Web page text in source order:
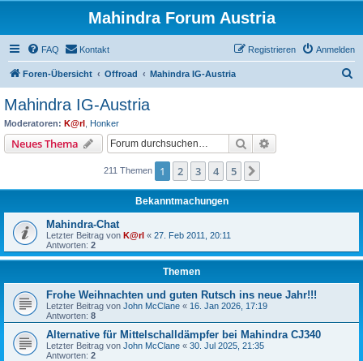
Mahindra Forum Austria
FAQ Kontakt Anmelden
Registrieren
Foren-Übersicht Offroad Mahindra IG-Austria
Mahindra IG-Austria
Moderatoren: K@rl Honker
Neues Thema Suche
211 Themen 1 2 3 4 5
Bekanntmachungen
Mahindra-Chat
Letzter Beitrag von K@rl « 27. Feb 2011, 20:11
Antworten: 2
Themen
Frohe Weihnachten und guten Rutsch ins neue Jahr!!!
Letzter Beitrag von John McClane « 16. Jan 2026, 17:19
Antworten: 8
Alternative für Mittelschalldämpfer bei Mahindra CJ340
Letzter Beitrag von John McClane « 30. Jul 2025, 21:35
Antworten: 2